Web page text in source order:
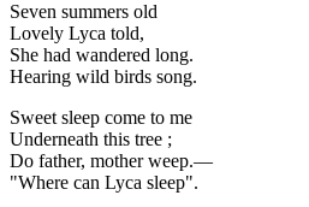
Seven summers old
Lovely Lyca told,
She had wandered long.
Hearing wild birds song.
Sweet sleep come to me
Underneath this tree ;
Do father, mother weep.—
"Where can Lyca sleep".